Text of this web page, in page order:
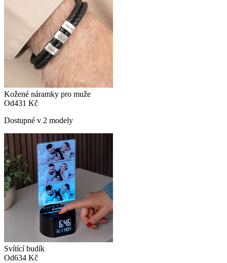
Kožené náramky pro muže
Od431 Kč
Dostupné v 2 modely
Svítící budík
Od634 Kč